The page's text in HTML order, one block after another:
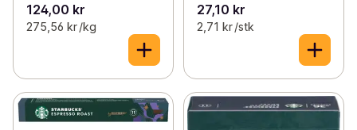
124,00 kr
275,56 kr /kg
27,10 kr
2,71 kr /stk